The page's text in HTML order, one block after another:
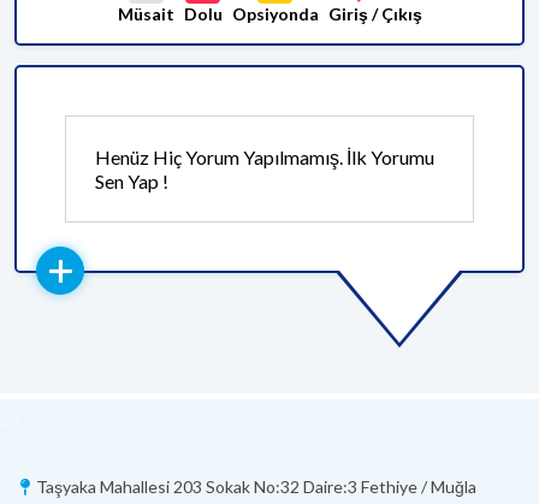
Müsait Dolu Opsiyonda Giriş / Çıkış
Henüz Hiç Yorum Yapılmamış. İlk Yorumu
Sen Yap !
Taşyaka Mahallesi 203 Sokak No:32 Daire:3 Fethiye / Muğla